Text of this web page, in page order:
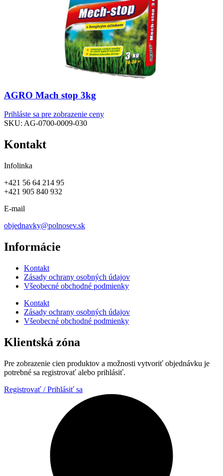
AGRO Mach stop 3kg
Prihláste sa pre zobrazenie ceny
SKU: AG-0700-0009-030
Kontakt
Infolinka
+421 56 64 214 95
+421 905 840 932
E-mail
objednavky@polnosev.sk
Informácie
Kontakt
Zásady ochrany osobných údajov
Všeobecné obchodné podmienky
Kontakt
Zásady ochrany osobných údajov
Všeobecné obchodné podmienky
Klientská zóna
Pre zobrazenie cien produktov a možnosti vytvoriť objednávku je
potrebné sa registrovať alebo prihlásiť.
Registrovať / Prihlásiť sa